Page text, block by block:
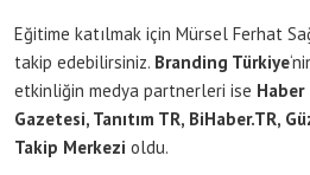
Eğitime katılmak için Mürsel Ferhat
takip edebilirsiniz. Branding Türkiye
etkinliğin medya partnerleri ise
Gazetesi, Tanıtım TR, BiHaber.TR,
Takip Merkezi oldu.